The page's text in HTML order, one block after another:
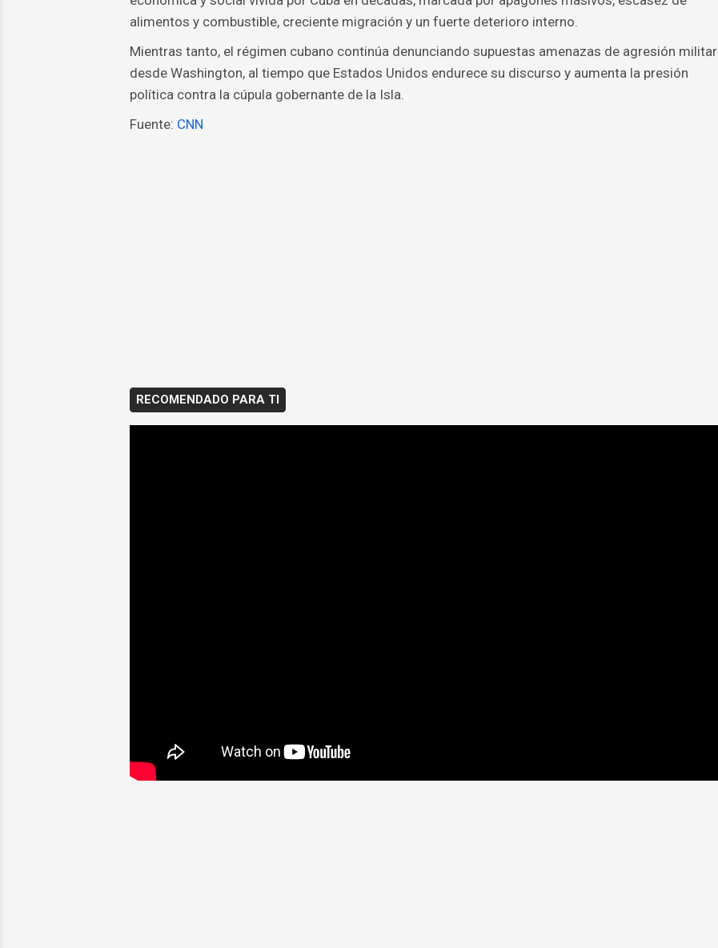
alimentos y combustible, creciente migración y un fuerte deterioro interno.
Mientras tanto, el régimen cubano continúa denunciando supuestas amenazas de agresión militar
desde Washington, al tiempo que Estados Unidos endurece su discurso y aumenta la presión
política contra la cúpula gobernante de la Isla.
Fuente: CNN
RECOMENDADO PARA TI